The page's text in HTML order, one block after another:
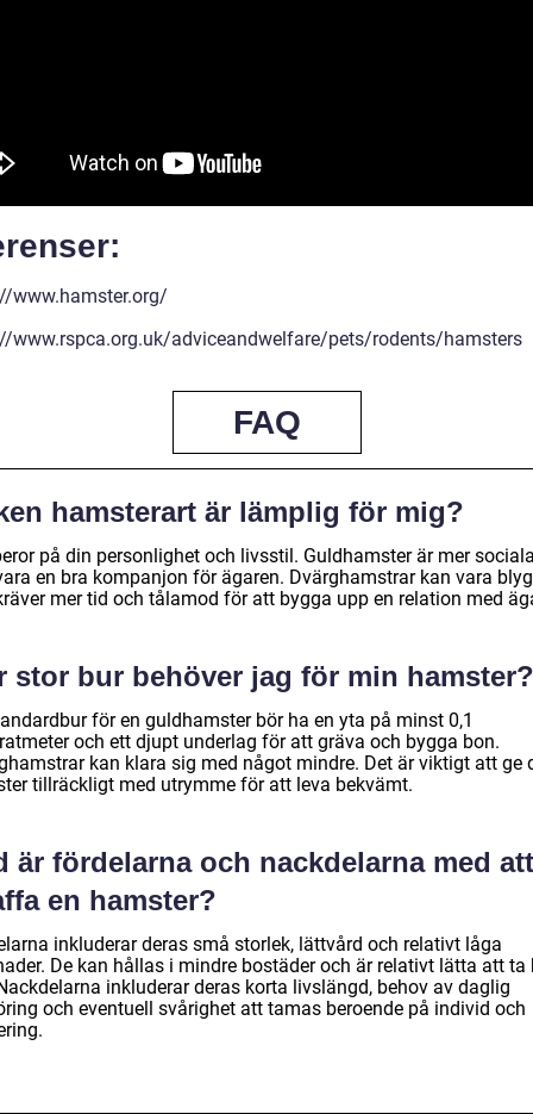
www.hamster.org/
www.rspca.org.uk/adviceandwelfare/pets/rodents/hamsters
FAQ
hamsterart är lämplig för mig?
på din personlighet och livsstil. Guldhamster är mer
en bra kompanjon för ägaren. Dvärghamstrar kan vara
mer tid och tålamod för att bygga upp en relation med
stor bur behöver jag för min hamster?
för en guldhamster bör ha en yta på minst 0,1
och ett djupt underlag för att gräva och bygga bon.
kan klara sig med något mindre. Det är viktigt att ge
tillräckligt med utrymme för att leva bekvämt.
är fördelarna och nackdelarna med att
en hamster?
inkluderar deras små storlek, lättvård och relativt låga
De kan hållas i mindre bostäder och är relativt lätta att ta
inkluderar deras korta livslängd, behov av daglig
och eventuell svårighet att tamas beroende på individ och